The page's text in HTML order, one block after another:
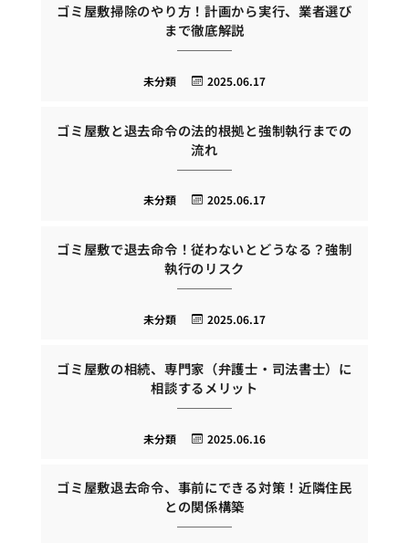
ゴミ屋敷掃除のやり方！計画から実行、業者選び
まで徹底解説
2025.06.17
未分類
ゴミ屋敷と退去命令の法的根拠と強制執行までの
流れ
2025.06.17
未分類
ゴミ屋敷で退去命令！従わないとどうなる？強制
執行のリスク
2025.06.17
未分類
ゴミ屋敷の相続、専門家（弁護士・司法書士）に
相談するメリット
2025.06.16
未分類
ゴミ屋敷退去命令、事前にできる対策！近隣住民
との関係構築